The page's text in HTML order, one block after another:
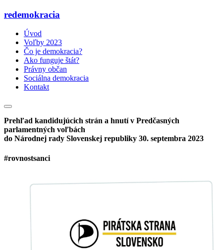
redemokracia
Úvod
Voľby 2023
Čo je demokracia?
Ako funguje štát?
Právny občan
Sociálna demokracia
Kontakt
Prehľad kandidujúcich strán a hnutí v Predčasných
parlamentných voľbách
do Národnej rady Slovenskej republiky 30. septembra 2023
#rovnostsanci